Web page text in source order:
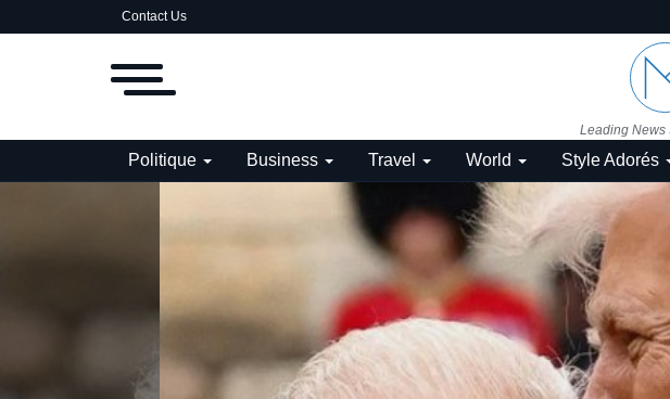
Contact Us
Leading News
Politique Business Travel World Style Adorés